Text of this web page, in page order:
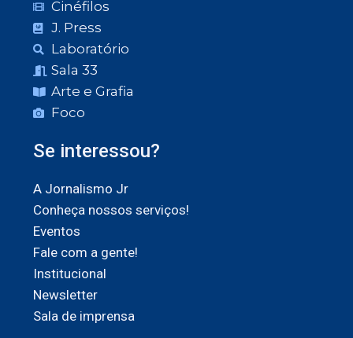
Cinéfilos
J. Press
Laboratório
Sala 33
Arte e Grafia
Foco
Se interessou?
A Jornalismo Jr
Conheça nossos serviços!
Eventos
Fale com a gente!
Institucional
Newsletter
Sala de imprensa